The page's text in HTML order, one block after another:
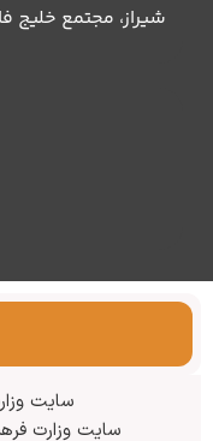
سایت
سایت وزارت